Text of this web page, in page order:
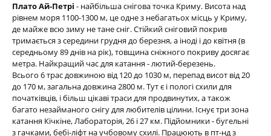
Плато Ай-Петрі - найбільша снігова точка Криму. Висота над
рівнем моря 1100-1300 м, це одне з небагатьох місць у Криму,
де майже всю зиму не тане сніг. Стійкий сніговий покрив
тримається з середини грудня до березня, а іноді і до квітня (в
середньому 89 днів на рік), товщина сніжного покриву досягає
метра. Найкращий час для катання - лютий-березень.
Всього 6 трас довжиною від 120 до 1030 м, перепад висот від 20
до 170 м, загальна довжина 2800 м. Тут є і пологі схили для
початківців, і більш цікаві траси для продвинутих, а також
багато незайманого снігу для любителів цілини. Існує три зона
катання Кічкіне, Лабораторія, 26 і 27 км. Підйомники - бугельні
з гачками, бебі-ліфт на учбовому схилі. Працюють в пт-нд з